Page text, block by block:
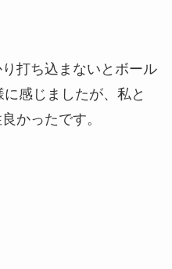
打ち込まないとボール
感じましたが、私と
かったです。